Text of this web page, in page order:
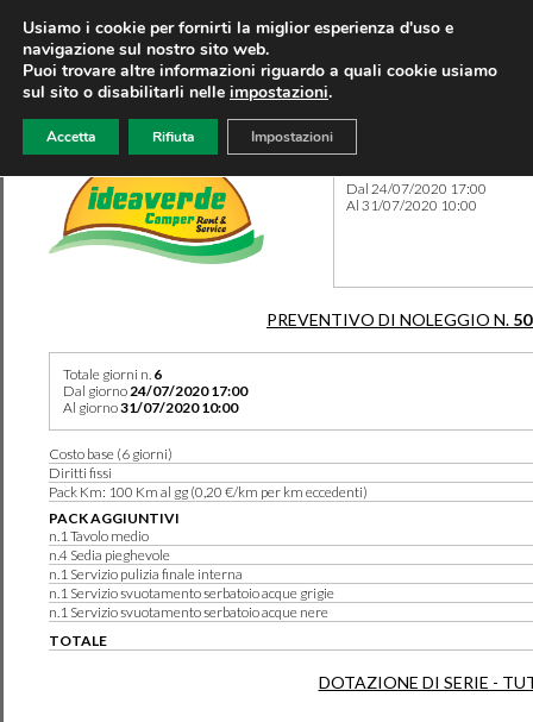
Dal 24/07/2020 17:00
Al 31/07/2020 10:00
PREVENTIVO DI NOLEGGIO N.
Totale giorni n. 6
Dal giorno24/07/2020 17:00
Al giorno31/07/2020 10:00
Costo base (6 giorni)
Diritti fissi
Pack Km: 100 Km al gg (0,20 €/km per km eccedenti)
PACK AGGIUNTIVI
n.1 Tavolo medio
n.4 Sedia pieghevole
n.1 Servizio pulizia finale interna
n.1 Servizio svuotamento serbatoio acque grigie
n.1 Servizio svuotamento serbatoio acque nere
TOTALE
DOTAZIONE DI SERIE -
Usiamo i cookie per fornirti la miglior esperienza d'uso e
navigazione sul nostro sito web.
Puoi trovare altre informazioni riguardo a quali cookie usiamo
sul sito o disabilitarli nelle impostazioni.
Accetta Rifiuta Impostazioni